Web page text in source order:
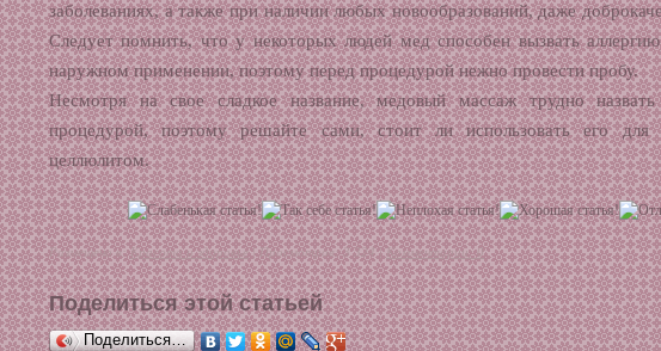
заболеваниях, а также при наличии любых новообразований, даже
Следует помнить, что у некоторых людей мед способен вызвать
наружном применении, поэтому перед процедурой нежно провести пробу.
Несмотря на свое сладкое название, медовый массаж трудно назвать
процедурой, поэтому решайте сами, стоит ли использовать его
целлюлитом.
Размещено в:Красота и здоровье| Просмотров: 3 324 |Комментарии: 0
Поделиться этой статьей
Поделиться…